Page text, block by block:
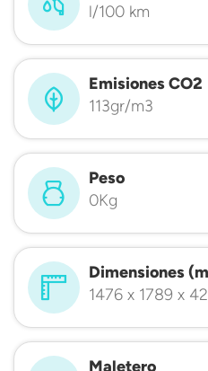
l/100 km
Emisiones CO2
113gr/m3
Peso
0Kg
Dimensiones
1476 x 1789 x
Maletero